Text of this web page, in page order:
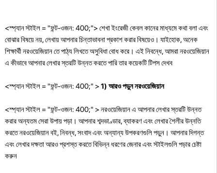
<স্প্যান স্টাইল = "ফন্ট-ওজন: 400;"> শেখা ইংরেজী কেবল কানের মাধ্যমে কথা বলা এবং
বোঝার বিষয়ে নয়, লেখায় আপনার চিন্তাভাবনা প্রকাশ করার বিষয়েও। যাইহোক, অনেক
শিক্ষার্থী নরওয়েজিয়ান তে পাঠ্য লিখতে অসুবিধা বোধ করে। এই নিবন্ধে, আমরা নরওয়েজিয়ান
এ কীভাবে আপনার লেখার স্তরটি উন্নত করতে পারি তার কয়েকটি টিপস দেখব
<স্প্যান স্টাইল = "ফন্ট-ওজন: 400;" > 1) আরও পড়ুন নরওয়েজিয়ান
<স্প্যান স্টাইল = "ফন্ট-ওজন: 400;" > নরওয়েজিয়ান এ আপনার লেখার স্তরটি উন্নত
করার অন্যতম সেরা উপায় পড়া। আপনার শব্দভাণ্ডার, ব্যাকরণ এবং লেখার শৈলীর উন্নতি
করতে নরওয়েজিয়ান বই, নিবন্ধ, সংবাদ এবং অন্যান্য উপকরণগুলি পড়ুন। আপনার দিগন্ত
এবং লেখার দক্ষতা আরও প্রশস্ত করতে বিভিন্ন ধরণের জেনার এবং স্টাইলগুলি পড়ার চেষ্টা
করুন